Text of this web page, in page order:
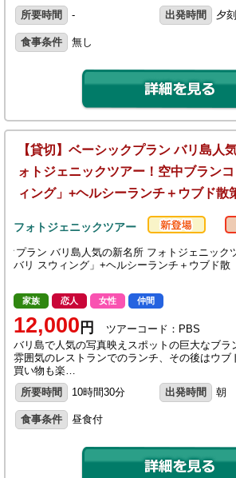
所要時間
- 出発時間 夕刻
食事条件 無し
【貸切】ベーシックプラン バリ島人
ォトジェニックツアー！空中ブラン
ィング」+ヘルシーランチ＋ウブド散
フォトジェニックツアー
家族 恋人 女性 仲間
12,000 円
ツアーコード：PBS
バリ島で人気の写真映えスポットの巨大なブラ
雰囲気のレストランでのランチ、その後はウブ
買い物も楽…
所要時間
10時間30分 出発時間 朝
食事条件 昼食付